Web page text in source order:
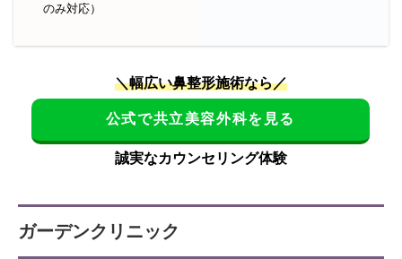
のみ対応）
＼幅広い鼻整形施術なら／
公式で共立美容外科を見る
誠実なカウンセリング体験
ガーデンクリニック